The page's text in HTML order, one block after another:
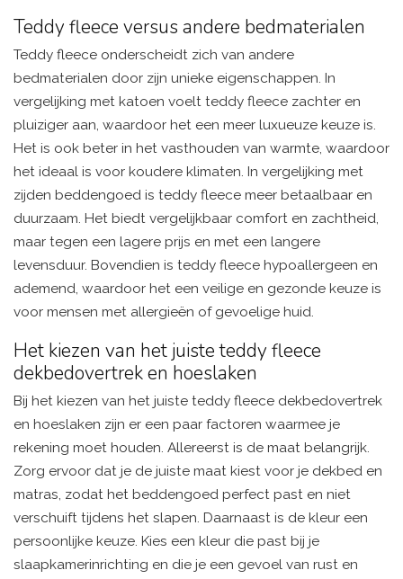
Teddy fleece versus andere bedmaterialen
Teddy fleece onderscheidt zich van andere
bedmaterialen door zijn unieke eigenschappen. In
vergelijking met katoen voelt teddy fleece zachter en
pluiziger aan, waardoor het een meer luxueuze keuze is.
Het is ook beter in het vasthouden van warmte, waardoor
het ideaal is voor koudere klimaten. In vergelijking met
zijden beddengoed is teddy fleece meer betaalbaar en
duurzaam. Het biedt vergelijkbaar comfort en zachtheid,
maar tegen een lagere prijs en met een langere
levensduur. Bovendien is teddy fleece hypoallergeen en
ademend, waardoor het een veilige en gezonde keuze is
voor mensen met allergieën of gevoelige huid.
Het kiezen van het juiste teddy fleece
dekbedovertrek en hoeslaken
Bij het kiezen van het juiste teddy fleece dekbedovertrek
en hoeslaken zijn er een paar factoren waarmee je
rekening moet houden. Allereerst is de maat belangrijk.
Zorg ervoor dat je de juiste maat kiest voor je dekbed en
matras, zodat het beddengoed perfect past en niet
verschuift tijdens het slapen. Daarnaast is de kleur een
persoonlijke keuze. Kies een kleur die past bij je
slaapkamerinrichting en die je een gevoel van rust en